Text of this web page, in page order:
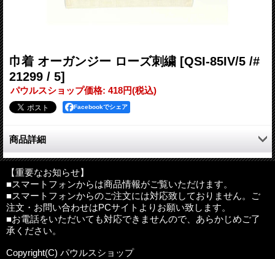
巾着 オーガンジー ローズ刺繍 [QSI-85IV/5 /#
21299 / 5]
パウルスショップ価格: 418円(税込)
Facebookでシェア
商品詳細
刺繍と透け感がおしゃれな、ローズ刺繍のミニ巾着。ポプリを入
れてサシェにも使えます。
アクセサリーやハンカチのギフトバックにも最適。
サイズ：約18cm×13cm
素材：ポリエステル
海外製品について: 海外製品は日本の品質基準と違う為、細かな
【重要なお知らせ】
■スマートフォンからは商品情報がご覧いただけます。
■スマートフォンからのご注文には対応致しておりません。ご
注文・お問い合わせはPCサイトよりお願い致します。
■お電話をいただいても対応できませんので、あらかじめご了
承ください。
Copyright(C) パウルスショップ